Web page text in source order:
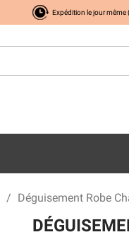
Expédition le jour
Déguisement Robe